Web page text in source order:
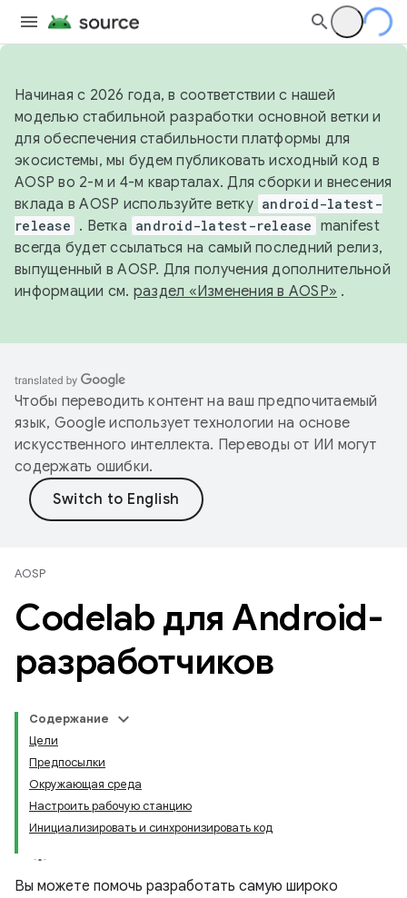
Начиная с 2026 года, в соответствии с нашей
моделью стабильной разработки основной ветки и
для обеспечения стабильности платформы для
экосистемы, мы будем публиковать исходный код в
AOSP во 2-м и 4-м кварталах. Для сборки и внесения
вклада в AOSP используйте ветку android-latest-
release . Ветка android-latest-release manifest
всегда будет ссылаться на самый последний релиз,
выпущенный в AOSP. Для получения дополнительной
информации см. раздел «Изменения в AOSP» .
Чтобы переводить контент на ваш предпочитаемый
язык, Google использует технологии на основе
искусственного интеллекта. Переводы от ИИ могут
содержать ошибки.
AOSP
Codelab для Android-
разработчиков
Содержание
Цели
Предпосылки
Окружающая среда
Настроить рабочую станцию
Инициализировать и синхронизировать код
Вы можете помочь разработать самую широко